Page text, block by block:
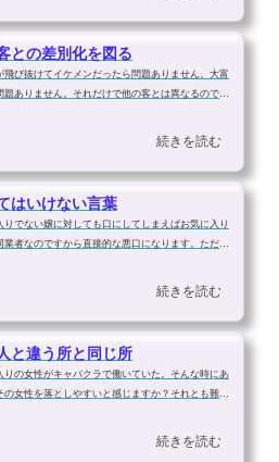
との差別化を図る
飛び抜けてイケメンだったら問題ありません。大富
題ありません。それだけで他の客とは異なるのです
味違う所を見せなければなりません。キャバ嬢は色
続きを読む
はいけない言葉
りでない嬢に対しても口にしてしまえばお気に入り
業者なのですから直接的な悪口になります。ただ、
最近は中高生の間でなりたい職業上位にまでなる人
続きを読む
と違う所と同じ所
りの女性がキャバクラで働いていた。そんな時にあ
の女性を落としやすいと感じますか？それとも難し
性とは異なる環境、異なる思いがある一方、キャバ
続きを読む